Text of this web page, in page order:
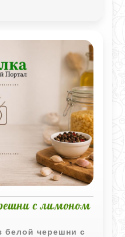
с лимоном
белой черешни с